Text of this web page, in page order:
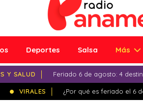
Deportes Salsa Más
Y SALUD Feriado 6 de agosto: 4
VIRALES ¿Por qué es feriado el 6